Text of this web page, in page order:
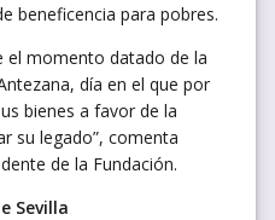
beneficencia para pobres.
el momento datado de la
día en el que por
bienes a favor de la
su legado”, comenta
de la Fundación.
Sevilla